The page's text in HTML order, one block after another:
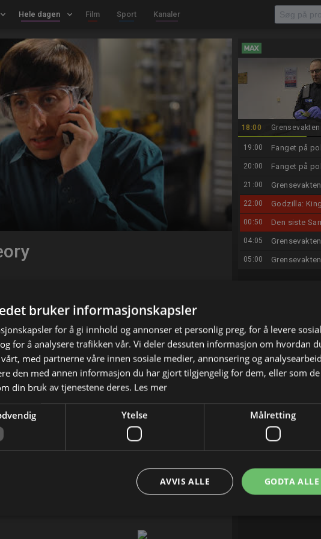
keyboard_arrow_down Hele dagen keyboard_arrow_down Film Sport Kanaler
fysikere – genier på laboratoriet, men sliter
den vakre, urbane naboen Penny, som har
om livet. Idag: Når Leonard og Sheldon
blir Sheldon ute av seg fordi dette
enn ham. I et forsøk på å gjenopprette en
opp med en løsning for å avspore
18:00
19:00 Fanget på
20:00 Fanget på
21:00
22:00 Godzilla:
00:50 Den siste
04:05
05:00
bruker informasjonskapsler
for å gi innhold og annonser et personlig preg, for å levere
for å analysere trafikken vår. Vi deler dessuten informasjon om hvordan
med partnerne våre innen sosiale medier, annonsering og
den med annen informasjon du har gjort tilgjengelig for dem, eller som
din bruk av tjenestene deres. Les mer
Ytelse Målretting
GODTA ALLE
AVVIS ALLE